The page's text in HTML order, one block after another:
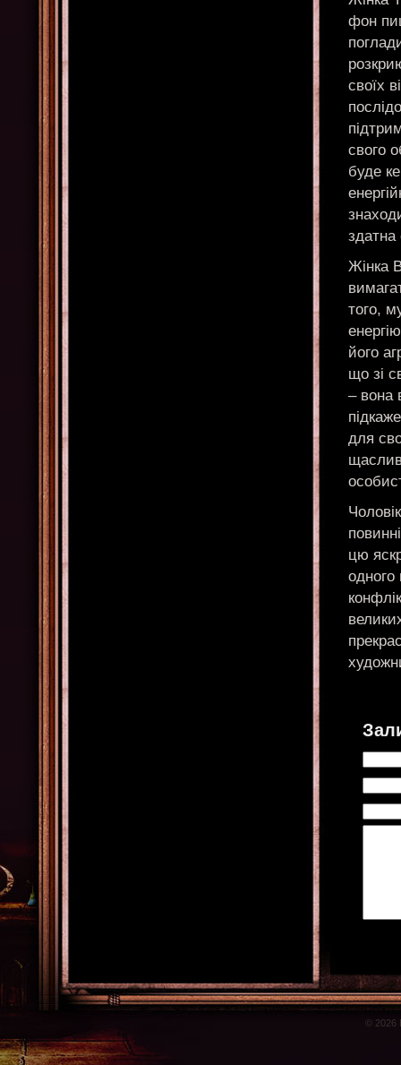
фон
своїх
свого
буде
здатна
Жінка
того,
його
що зі
– вона
для
цю
одного
© 2026